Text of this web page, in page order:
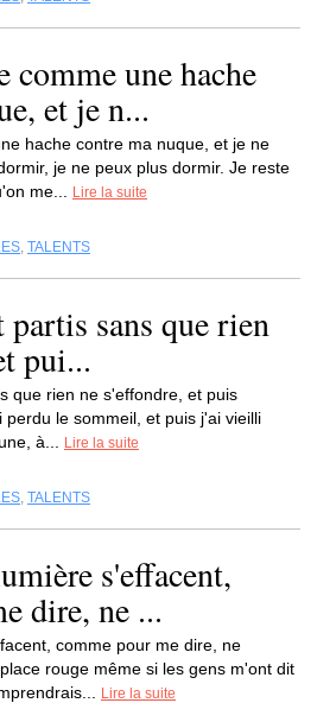
comme une hache
et je n...
hache contre ma nuque, et je ne
je ne peux plus dormir. Je reste
me...
Lire la suite
, TALENTS
partis sans que rien
pui...
que rien ne s'effondre, et puis
le sommeil, et puis j'ai vieilli
à...
Lire la suite
, TALENTS
s'effacent,
dire, ne ...
comme pour me dire, ne
rouge même si les gens m'ont dit
Lire la suite